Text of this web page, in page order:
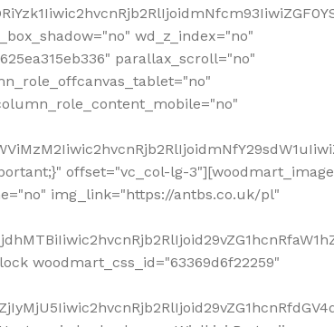
wd_z_index="no"
parallax_scroll="no"
offset="vc_col-lg-3"][woodmart_image
img_link="https://antbs.co.uk/pl"
woodmart_css_id="63369d6f22259"